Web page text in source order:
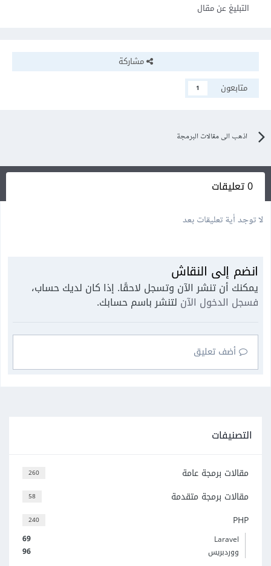
التبليغ عن مقال
مشاركة
متابعون
1
اذهب الى مقالات البرمجة
0 تعليقات
لا توجد أية تعليقات بعد
انضم إلى النقاش
يمكنك أن تنشر الآن وتسجل لاحقًا. إذا كان لديك حساب،
فسجل الدخول الآن لتنشر باسم حسابك.
أضف تعليق
التصنيفات
260 مقالات برمجة عامة
58 مقالات برمجة متقدمة
240 PHP
69
Laravel
96
ووردبريس